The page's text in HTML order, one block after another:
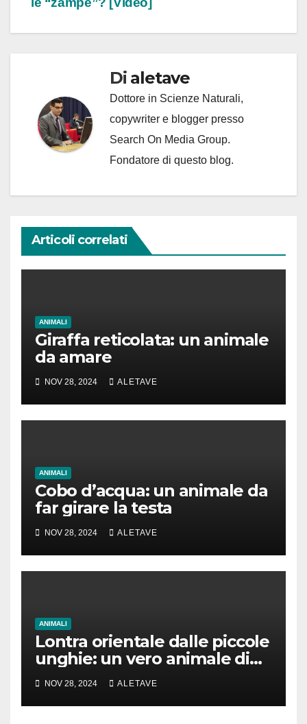
Di aletave
Dottore in Scienze Naturali,
copywriter e blogger presso
Search On Media Group.
Fondatore di questo blog.
Articoli correlati
ANIMALI
Giraffa reticolata: un animale
da amare
NOV 28, 2024 ALETAVE
ANIMALI
Cobo d’acqua: un animale da
far girare la testa
NOV 28, 2024 ALETAVE
ANIMALI
Lontra orientale dalle piccole
unghie: un vero animale di
cui parlare
NOV 28, 2024 ALETAVE